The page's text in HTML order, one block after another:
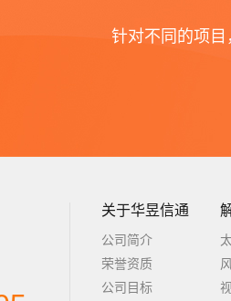
针对不同的项
关于华昱信通
公司简介
荣誉资质
公司目标